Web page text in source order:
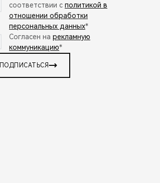
соответствии с политикой в
отношении обработки
персональных данных*
Согласен на рекламную
коммуникацию*
ПОДПИСАТЬСЯ